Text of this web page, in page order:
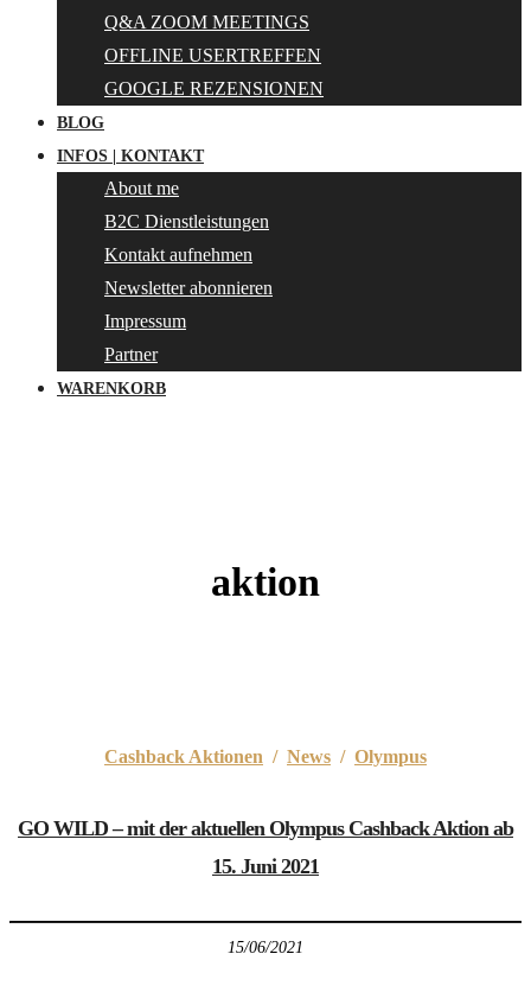
Q&A ZOOM MEETINGS
OFFLINE USERTREFFEN
GOOGLE REZENSIONEN
BLOG
INFOS | KONTAKT
About me
B2C Dienstleistungen
Kontakt aufnehmen
Newsletter abonnieren
Impressum
Partner
WARENKORB
aktion
Cashback Aktionen / News / Olympus
GO WILD – mit der aktuellen Olympus Cashback Aktion ab
15. Juni 2021
15/06/2021